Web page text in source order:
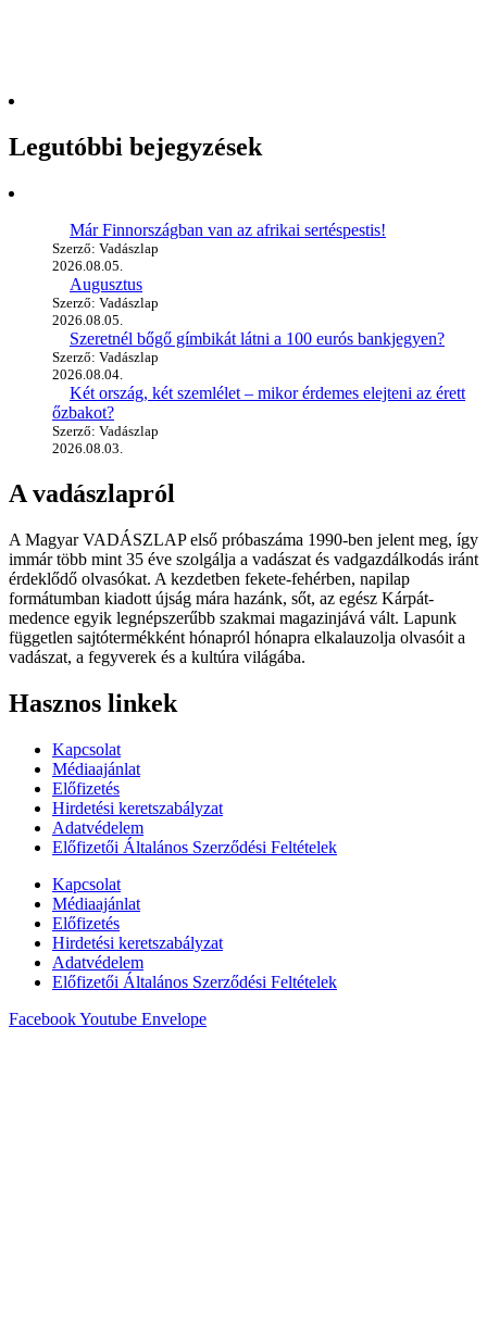
Legutóbbi bejegyzések
Már Finnországban van az afrikai sertéspestis!
Szerző: Vadászlap
2026.08.05.
Augusztus
Szerző: Vadászlap
2026.08.05.
Szeretnél bőgő gímbikát látni a 100 eurós bankjegyen?
Szerző: Vadászlap
2026.08.04.
Két ország, két szemlélet – mikor érdemes elejteni az érett
őzbakot?
Szerző: Vadászlap
2026.08.03.
A vadászlapról
A Magyar VADÁSZLAP első próbaszáma 1990-ben jelent meg, így
immár több mint 35 éve szolgálja a vadászat és vadgazdálkodás iránt
érdeklődő olvasókat. A kezdetben fekete-fehérben, napilap
formátumban kiadott újság mára hazánk, sőt, az egész Kárpát-
medence egyik legnépszerűbb szakmai magazinjává vált. Lapunk
független sajtótermékként hónapról hónapra elkalauzolja olvasóit a
vadászat, a fegyverek és a kultúra világába.
Hasznos linkek
Kapcsolat
Médiaajánlat
Előfizetés
Hirdetési keretszabályzat
Adatvédelem
Előfizetői Általános Szerződési Feltételek
Kapcsolat
Médiaajánlat
Előfizetés
Hirdetési keretszabályzat
Adatvédelem
Előfizetői Általános Szerződési Feltételek
FacebookYoutube Envelope